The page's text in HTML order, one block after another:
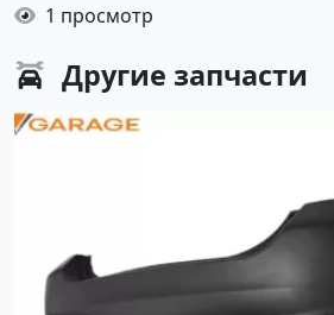
1 просмотр
Другие запчасти